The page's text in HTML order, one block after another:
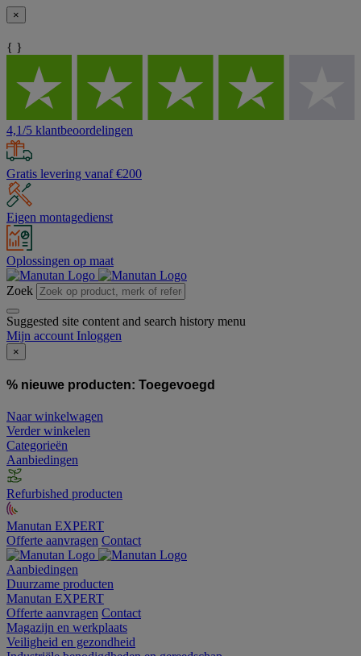
×
{ }
4,1/5 klantbeoordelingen
Gratis levering vanaf €200
Eigen montagedienst
Oplossingen op maat
Zoek
Suggested site content and search history menu
Mijn account Inloggen
×
% nieuwe producten: Toegevoegd
Naar winkelwagen
Verder winkelen
Categorieën
Aanbiedingen
Refurbished producten
Manutan EXPERT
Offerte aanvragen Contact
Aanbiedingen
Duurzame producten
Manutan EXPERT
Offerte aanvragen Contact
Magazijn en werkplaats
Veiligheid en gezondheid